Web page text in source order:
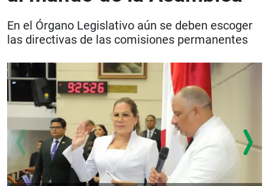
En el Órgano Legislativo aún se deben escoger
las directivas de las comisiones permanentes